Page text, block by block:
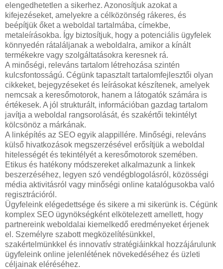
elengedhetetlen a sikerhez. Azonosítjuk azokat a
kifejezéseket, amelyekre a célközönség rákeres, és
beépítjük őket a weboldal tartalmába, címekbe,
metaleírásokba. Így biztosítjuk, hogy a potenciális ügyfelek
könnyedén rátaláljanak a weboldalra, amikor a kínált
termékekre vagy szolgáltatásokra keresnek rá.
A minőségi, releváns tartalom létrehozása szintén
kulcsfontosságú. Cégünk tapasztalt tartalomfejlesztői olyan
cikkeket, bejegyzéseket és leírásokat készítenek, amelyek
nemcsak a keresőmotorok, hanem a látogatók számára is
értékesek. A jól strukturált, információban gazdag tartalom
javítja a weboldal rangsorolását, és szakértői tekintélyt
kölcsönöz a márkának.
A linképítés az SEO egyik alappillére. Minőségi, releváns
külső hivatkozások megszerzésével erősítjük a weboldal
hitelességét és tekintélyét a keresőmotorok szemében.
Etikus és hatékony módszereket alkalmazunk a linkek
beszerzéséhez, legyen szó vendégblogolásról, közösségi
média aktivitásról vagy minőségi online katalógusokba való
regisztrációról.
Ügyfeleink elégedettsége és sikere a mi sikerünk is. Cégünk
komplex SEO ügynökségként elkötelezett amellett, hogy
partnereink weboldalai kiemelkedő eredményeket érjenek
el. Személyre szabott megközelítésünkkel,
szakértelmünkkel és innovatív stratégiáinkkal hozzájárulunk
ügyfeleink online jelenlétének növekedéséhez és üzleti
céljainak eléréséhez.